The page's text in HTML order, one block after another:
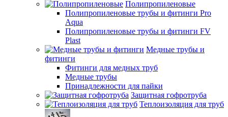
Полипропиленовые
Полипропиленовые трубы и фитинги Pro
Aqua
Полипропиленовые трубы и фитинги FV
Plast
Медные трубы и
фитинги
Фитинги для медных труб
Медные трубы
Принадлежности для пайки
Защитная гофротруба
Теплоизоляция для труб